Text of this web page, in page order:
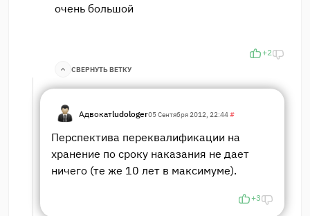
очень большой
+2
СВЕРНУТЬ ВЕТКУ
Адвокатludologer05 Сентября 2012, 22:44#
Перспектива переквалификации на
хранение по сроку наказания не дает
ничего (те же 10 лет в максимуме).
+3